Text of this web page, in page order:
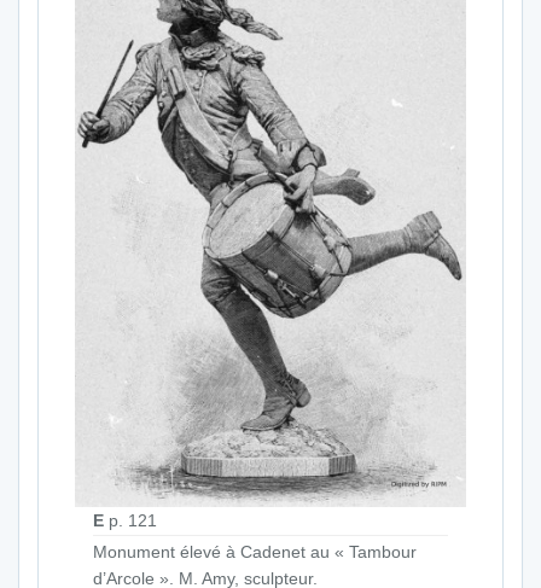
E p. 121
Monument élevé à Cadenet au « Tambour
d’Arcole ». M. Amy, sculpteur.